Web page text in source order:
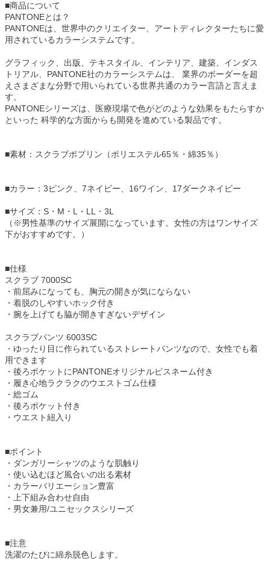
■商品について
PANTONEとは？
PANTONEは、世界中のクリエイター、アートディレクターたちに愛
用されているカラーシステムです。
グラフィック、出版、テキスタイル、インテリア、建築、インダス
トリアル、PANTONE社のカラーシステムは、 業界のボーダーを超
えさまざまな分野で用いられている世界共通のカラー言語と言えま
す。
PANTONEシリーズは、医療現場で色がどのような効果をもたらすか
といった 科学的な方面からも開発を進めている製品です。
■素材：スクラブポプリン（ポリエステル65％・綿35％）
■カラー：3ピンク、7ネイビー、16ワイン、17ダークネイビー
■サイズ：S・M・L・LL・3L
（※男性基準のサイズ展開になっています。女性の方はワンサイズ
下がおすすめです。）
■仕様
スクラブ 7000SC
・前屈みになっても、胸元の開きが気にならない
・着脱のしやすいホック付き
・腕を上げても脇が開きすぎないデザイン
スクラブパンツ 6003SC
・ゆったり目に作られているストレートパンツなので、女性でも着
用できます
・後ろポケットにPANTONEオリジナルピスネーム付き
・履き心地ラクラクのウエストゴム仕様
・総ゴム
・後ろポケット付き
・ウエスト紐入り
■ポイント
・ダンガリーシャツのような肌触り
・使い込むほど風合いの出る素材
・カラーバリエーション豊富
・上下組み合わせ自由
・男女兼用/ユニセックスシリーズ
■注意
洗濯のたびに綿糸脱色します。